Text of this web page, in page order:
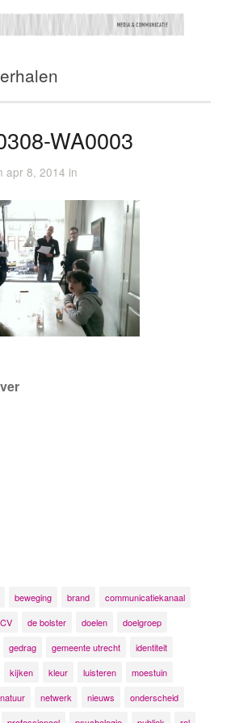
WA0003
apr 8, 2014 in
beweging brand
communicatiekanaal
CV de bolster doelen
doelgroep
gedrag gemeente utrecht
identiteit
kijken kleur luisteren
moestuin
natuur netwerk nieuws
onderscheid